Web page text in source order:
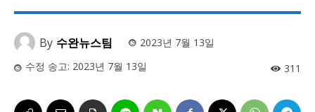
지역 & 글로벌 뉴스
지역 & 글로벌 뉴스
By 수완뉴스팀
2023년 7월 13일
311
수정 송고: 2023년 7월 13일